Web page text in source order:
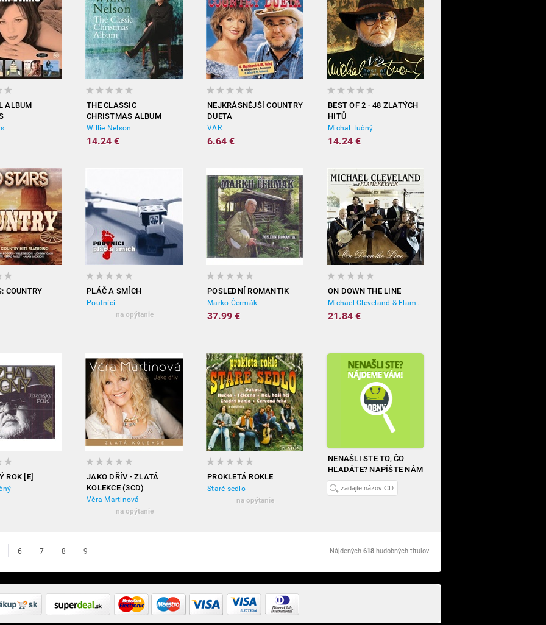
ALBUM
THE CLASSIC
CHRISTMAS ALBUM
Willie Nelson
14.24 €
NEJKRÁSNĚJŠÍ COUNTRY
DUETA
VAR
6.64 €
BEST OF 2 - 48 ZLATÝCH
HITŮ
Michal Tučný
14.24 €
COUNTRY PLÁČ A SMÍCH
Poutníci
na opýtanie
POSLEDNÍ ROMANTIK
Marko Čermák
37.99 €
ON DOWN THE LINE
Michael Cleveland & Flamekeeper
21.84 €
ROK [E]
JAKO DŘÍV - ZLATÁ
KOLEKCE (3CD)
Věra Martinová
na opýtanie
PROKLETÁ ROKLE
Staré sedlo
na opýtanie
NENAŠLI STE TO, ČO
HĽADÁTE? NAPÍŠTE NÁM
6 7 8 9 Nájdených 618 hudobných titulov